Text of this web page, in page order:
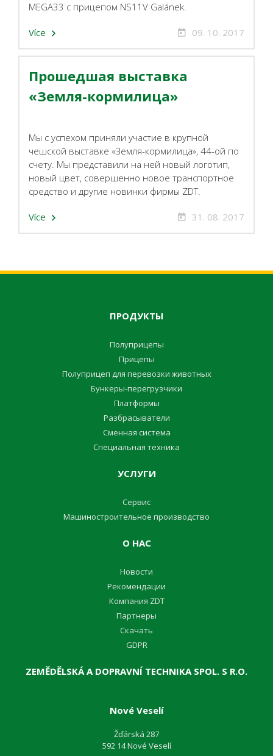
MEGA33 с прицепом NS11V Galánek.
Více 09. 10. 2017
Прошедшая выставка
«Земля-кормилица»
Мы с успехом приняли участие в крупной
чешской выставке «Земля-кормилица», 44-ой по
счету. Мы представили на ней новый логотип,
новый цвет, совершенно новое транспортное
средство и другие новинки фирмы ZDT.
Více 31. 08. 2017
ПРОДУКТЫ
Полуприцепы
Прицепы
Полуприцеп для перевозки животных
Бункеры-перегрузчики
Платформы
Разбрасыватели
Сменная система
Специальная техника
УСЛУГИ
Сервис
Машиностроительное производство
О НАС
Новости
Pекомендации
Компания ZDT
Партнеры
Cкачать
GDPR
ZEMĚDĚLSKÁ A DOPRAVNÍ TECHNIKA SPOL. S R.O.
Nové Veselí
Žďárská 287
592 14 Nové Veselí